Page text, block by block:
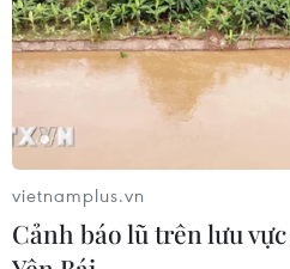
Tổng Biên tập: TRẦN TIẾN
Phó Tổng Biên tập: NGUYỄN
vietnamplus.vn
Cảnh báo lũ trên lưu